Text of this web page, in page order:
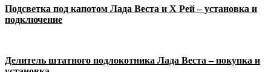
Подсветка под капотом Лада Веста и Х Рей – установка и
подключение
Делитель штатного подлокотника Лада Веста – покупка и